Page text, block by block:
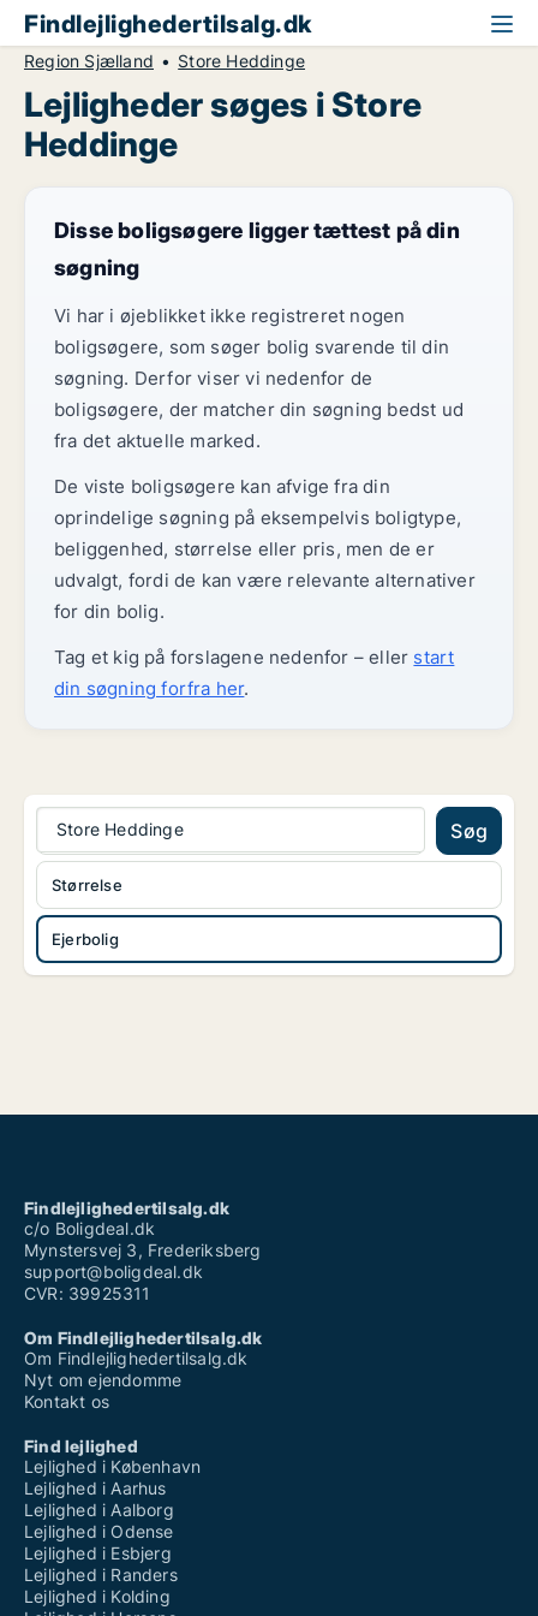
Findlejlighedertilsalg.dk
Region Sjælland Store Heddinge
Lejligheder søges i Store
Heddinge
Disse boligsøgere ligger tættest på din
søgning
Vi har i øjeblikket ikke registreret nogen
boligsøgere, som søger bolig svarende til din
søgning. Derfor viser vi nedenfor de
boligsøgere, der matcher din søgning bedst ud
fra det aktuelle marked.
De viste boligsøgere kan afvige fra din
oprindelige søgning på eksempelvis boligtype,
beliggenhed, størrelse eller pris, men de er
udvalgt, fordi de kan være relevante alternativer
for din bolig.
Tag et kig på forslagene nedenfor – eller start
din søgning forfra her.
Store Heddinge Søg
Ejerbolig
Størrelse
Findlejlighedertilsalg.dk
c/o Boligdeal.dk
Mynstersvej 3, Frederiksberg
support@boligdeal.dk
CVR: 39925311
Om Findlejlighedertilsalg.dk
Om Findlejlighedertilsalg.dk
Nyt om ejendomme
Kontakt os
Find lejlighed
Lejlighed i København
Lejlighed i Aarhus
Lejlighed i Aalborg
Lejlighed i Odense
Lejlighed i Esbjerg
Lejlighed i Randers
Lejlighed i Kolding